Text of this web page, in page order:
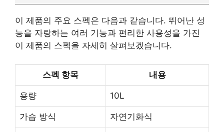
이 제품의 주요 스펙은 다음과 같습니다. 뛰어난 성
능을 자랑하는 여러 기능과 편리한 사용성을 가진
이 제품의 스펙을 자세히 살펴보겠습니다.
스펙 항목 내용
용량 10L
가습 방식 자연기화식